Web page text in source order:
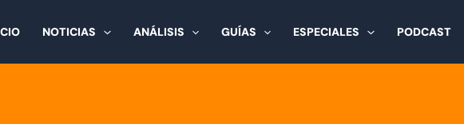
NOTICIAS ANÁLISIS GUÍAS ESPECIALES PODCAST